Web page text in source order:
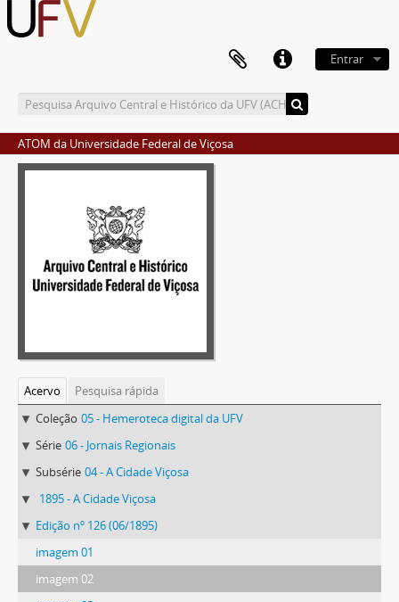
Entrar
ATOM da Universidade Federal de Viçosa
Acervo
Pesquisa rápida
Coleção 05 - Hemeroteca digital da UFV
Série 06 - Jornais Regionais
Subsérie 04 - A Cidade Viçosa
1895 - A Cidade Viçosa
Edição nº 126 (06/1895)
imagem 01
imagem 02